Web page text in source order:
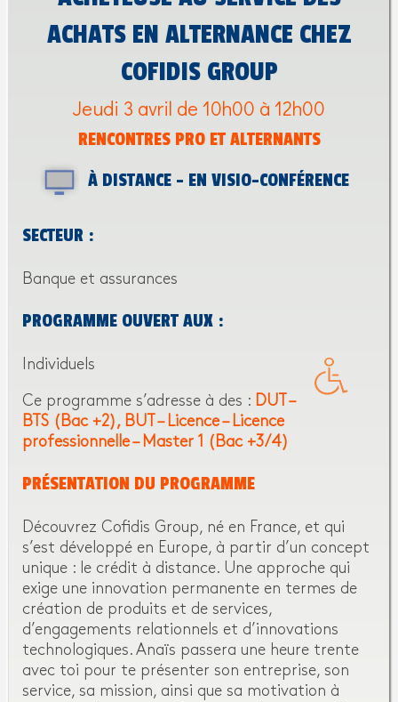
ACHATS EN ALTERNANCE CHEZ
COFIDIS GROUP
Jeudi 3 avril de 10h00 à 12h00
RENCONTRES PRO ET ALTERNANTS
À DISTANCE - EN VISIO-CONFÉRENCE
SECTEUR :
Banque et assurances
PROGRAMME OUVERT AUX :
Individuels
Ce programme s’adresse à des : DUT –
BTS (Bac +2)
BUT – Licence – Licence
professionnelle – Master 1 (Bac +3/4)
PRÉSENTATION DU PROGRAMME
Découvrez Cofidis Group, né en France, et qui
s’est développé en Europe, à partir d’un concept
unique : le crédit à distance. Une approche qui
exige une innovation permanente en termes de
création de produits et de services,
d’engagements relationnels et d’innovations
technologiques. Anaïs passera une heure trente
avec toi pour te présenter son entreprise, son
service, sa mission, ainsi que sa motivation à